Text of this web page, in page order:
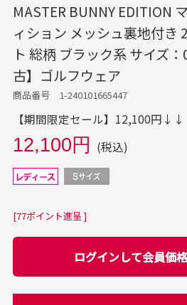
MASTER BUNNY EDITION
ィション メッシュ裏地付き
ト 総柄 ブラック系 サイズ
古】ゴルフウェア
商品番号 1-240101665447
【期間限定セール】12,100円↓↓
12,100円 (税込)
[77ポイント進呈 ]
ログインして会員価